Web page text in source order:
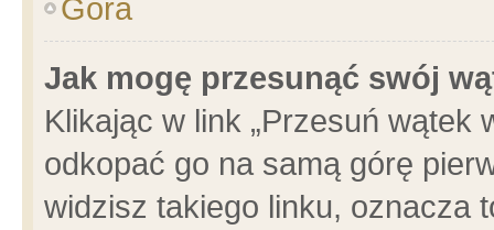
Góra
Jak mogę przesunąć swój
Klikając w link „Przesuń wątek
odkopać go na samą górę
widzisz takiego linku, oznacza